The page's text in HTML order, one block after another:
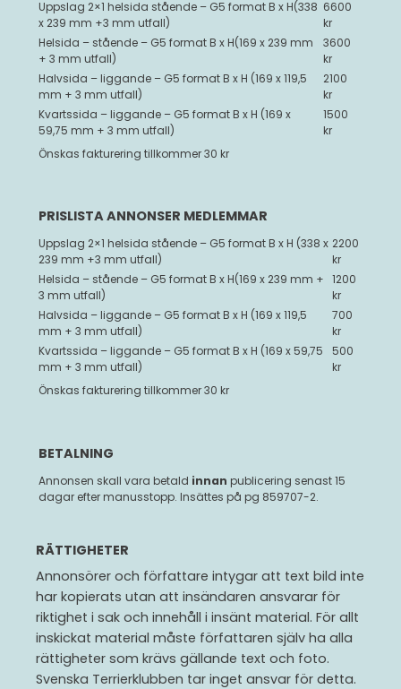
Uppslag 2×1 helsida stående – G5 format B x H(338
x 239 mm +3 mm utfall)
6600
kr
Helsida – stående – G5 format B x H(169 x 239 mm
+ 3 mm utfall)
3600
kr
Halvsida – liggande – G5 format B x H (169 x 119,5
mm + 3 mm utfall)
2100
kr
Kvartssida – liggande – G5 format B x H (169 x
59,75 mm + 3 mm utfall)
1500
kr
Önskas fakturering tillkommer 30 kr
PRISLISTA ANNONSER MEDLEMMAR
Uppslag 2×1 helsida stående – G5 format B x H (338 x
239 mm +3 mm utfall)
2200
kr
Helsida – stående – G5 format B x H(169 x 239 mm +
3 mm utfall)
1200
kr
Halvsida – liggande – G5 format B x H (169 x 119,5
mm + 3 mm utfall)
700
kr
Kvartssida – liggande – G5 format B x H (169 x 59,75
mm + 3 mm utfall)
500
kr
Önskas fakturering tillkommer 30 kr
BETALNING
Annonsen skall vara betald innan publicering senast 15
dagar efter manusstopp. Insättes på pg 859707-2.
RÄTTIGHETER
Annonsörer och författare intygar att text bild inte
har kopierats utan att insändaren ansvarar för
riktighet i sak och innehåll i insänt material. För allt
inskickat material måste författaren själv ha alla
rättigheter som krävs gällande text och foto.
Svenska Terrierklubben tar inget ansvar för detta.